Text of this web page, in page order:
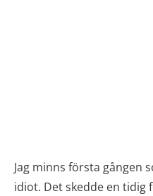
Jag minns första gången
idiot. Det skedde en tidig